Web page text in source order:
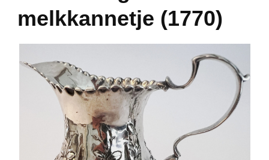
melkkannetje (1770)